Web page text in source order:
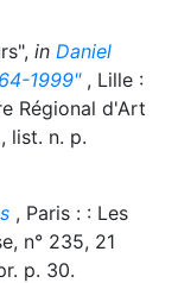
in Daniel
1999", Lille :
Régional d'Art
list. n. p.
, Paris : : Les
n° 235, 21
p. 30.